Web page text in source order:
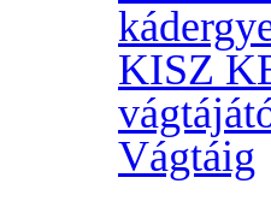
KISZ
Vágtáig